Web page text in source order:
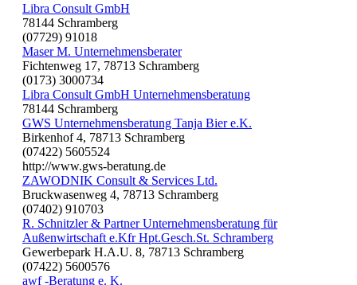
Libra Consult GmbH
78144 Schramberg
(07729) 91018
Maser M. Unternehmensberater
Fichtenweg 17, 78713 Schramberg
(0173) 3000734
Libra Consult GmbH Unternehmensberatung
78144 Schramberg
GWS Unternehmensberatung Tanja Bier e.K.
Birkenhof 4, 78713 Schramberg
(07422) 5605524
http://www.gws-beratung.de
ZAWODNIK Consult & Services Ltd.
Bruckwasenweg 4, 78713 Schramberg
(07402) 910703
R. Schnitzler & Partner Unternehmensberatung für
Außenwirtschaft e.Kfr Hpt.Gesch.St. Schramberg
Gewerbepark H.A.U. 8, 78713 Schramberg
(07422) 5600576
awf -Beratung e. K.